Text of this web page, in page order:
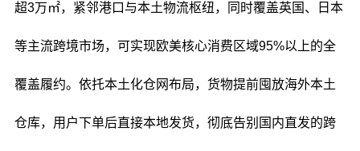
超3万㎡，紧邻港口与本土物流枢纽，同时覆盖英国、日本
等主流跨境市场，可实现欧美核心消费区域95%以上的全
覆盖履约。依托本土化仓网布局，货物提前囤放海外本土
仓库，用户下单后直接本地发货，彻底告别国内直发的跨